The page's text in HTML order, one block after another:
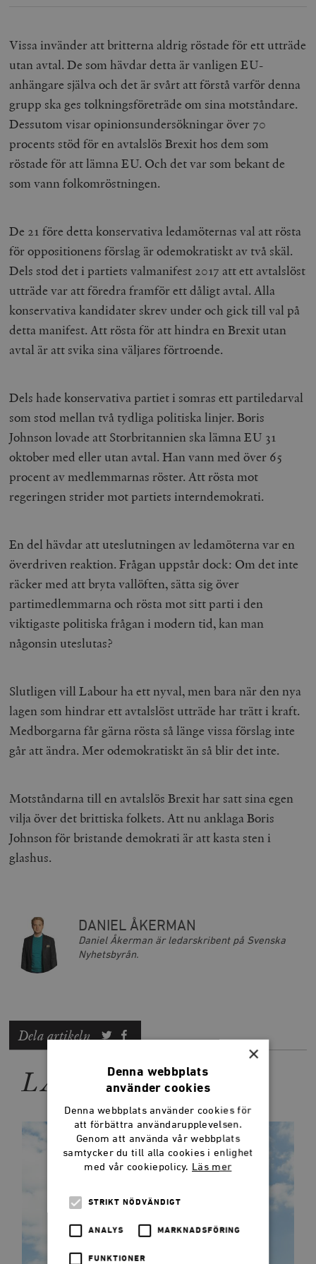
Vissa invänder att britterna aldrig röstade för ett utträde
utan avtal. De som hävdar detta är vanligen EU-
anhängare själva och det är svårt att förstå varför denna
grupp ska ges tolkningsföreträde om sina motståndare.
Dessutom visar opinionsundersökningar över 70
procents stöd för en avtalslös Brexit hos dem som
röstade för att lämna EU. Och det var som bekant de
som vann folkomröstningen.
De 21 före detta konservativa ledamöternas val att rösta
för oppositionens förslag är odemokratiskt av två skäl.
Dels stod det i partiets valmanifest 2017 att ett avtalslöst
utträde var att föredra framför ett dåligt avtal. Alla
konservativa kandidater skrev under och gick till val på
detta manifest. Att rösta för att hindra en Brexit utan
avtal är att svika sina väljares förtroende.
Dels hade konservativa partiet i somras ett partiledarval
som stod mellan två tydliga politiska linjer. Boris
Johnson lovade att Storbritannien ska lämna EU 31
oktober med eller utan avtal. Han vann med över 65
procent av medlemmarnas röster. Att rösta mot
regeringen strider mot partiets interndemokrati.
En del hävdar att uteslutningen av ledamöterna var en
överdriven reaktion. Frågan uppstår dock: Om det inte
räcker med att bryta vallöften, sätta sig över
partimedlemmarna och rösta mot sitt parti i den
viktigaste politiska frågan i modern tid, kan man
någonsin uteslutas?
Slutligen vill Labour ha ett nyval, men bara när den nya
lagen som hindrar ett avtalslöst utträde har trätt i kraft.
Medborgarna får gärna rösta så länge vissa förslag inte
går att ändra. Mer odemokratiskt än så blir det inte.
Motståndarna till en avtalslös Brexit har satt sina egen
vilja över det brittiska folkets. Att nu anklaga Boris
Johnson för bristande demokrati är att kasta sten i
glashus.
DANIEL ÅKERMAN
Daniel Åkerman är ledarskribent på Svenska
Nyhetsbyrån.
Dela artikeln
LÄS MER
×
Denna webbplats
använder cookies
Denna webbplats använder cookies för
att förbättra användarupplevelsen.
Genom att använda vår webbplats
samtycker du till alla cookies i enlighet
med vår cookiepolicy. Läs mer
STRIKT NÖDVÄNDIGT
ANALYS MARKNADSFÖRING
FUNKTIONER